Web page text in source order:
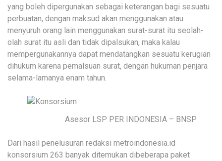
yang boleh dipergunakan sebagai keterangan bagi sesuatu
perbuatan, dengan maksud akan menggunakan atau
menyuruh orang lain menggunakan surat-surat itu seolah-
olah surat itu asli dan tidak dipalsukan, maka kalau
mempergunakannya dapat mendatangkan sesuatu kerugian
dihukum karena pemalsuan surat, dengan hukuman penjara
selama-lamanya enam tahun.
Asesor LSP PER INDONESIA – BNSP
Dari hasil penelusuran redaksi metroindonesia.id
konsorsium 263 banyak ditemukan dibeberapa paket